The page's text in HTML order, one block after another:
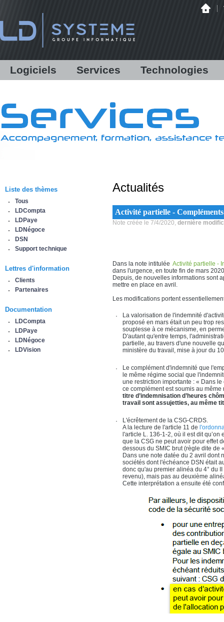
Logiciels
LDPaye
LDNégoce
Modules additionnels
Services
Formations
Support
Assistance en ligne /
Technologies
Infrastructure
Matériels
Hébergement
Sauvegarde déportée
Infogérance
Liste des thèmes
Tous
LDCompta
LDPaye
LDNégoce
DSN
Support technique
Lettres d'information
Clients
Partenaires
Documentation
LDCompta
LDPaye
LDNégoce
LDVision
Actualités
Activité partielle -
Note créée le 7/4/2020, dernière
Dans la note intitulée Activité partielle -
dans l'urgence, en toute fin de mars
Depuis, de nouvelles informations sont
mettre en place en avril.
Les modifications portent
La valorisation de l'indemnité
proposé en mars était un peu trop
souplesse à ce mécanisme, en
D'autant qu'entre temps,
partielle, au travers d'une nouvelle
ministère du travail, mise à jour du
Le complément d'indemnité que
le même régime social que
une restriction importante : « Dans
ce complément est soumis au
titre d’indemnisation d’heures
travail sont assujetties, au même
L'écrêtement de la CSG-CRDS.
A la lecture de l'article 11 de l'o
l'article L. 136-1-2, où il est dit
que la CSG ne peut avoir pour effet
dessous du SMIC brut (règle dite de
Dans une note datée du 2 avril dont
sociétés dont l'échéance DSN était
donc qu'au premier alinéa du 4° du
revenu), mais pas au deuxième
Cette interprétation a ensuite été